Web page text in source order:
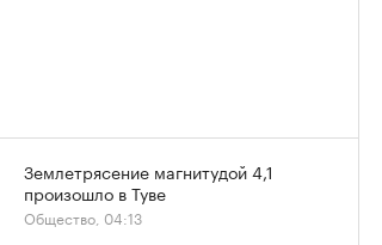
Землетрясение магнитудой 4,1
произошло в Туве
Общество, 04:13